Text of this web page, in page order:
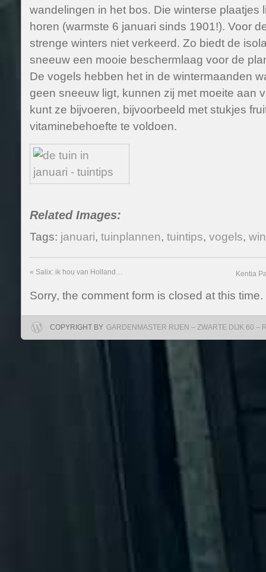
wandelingen in het bos. Die winterse plaatjes
horen (warmste 6 januari sinds 1901!). Voor
strenge winters niet verkeerd. Zo biedt de
sneeuw een mooie beschermlaag voor de
De vogels hebben het in de wintermaanden
geen sneeuw ligt, kunnen zij met moeite aan
kunt ze bijvoeren, bijvoorbeeld met stukjes
vitaminebehoefte te voldoen.
Related Images:
Tags: januari, tuinplannen, tuintips, vogels,
« Salix: ik hou van Holland… Kentia
Sorry, the comment form is closed at this time.
COPYRIGHT BY GARDENMASTER RIJEN – ZWARTE DIJK 60 –